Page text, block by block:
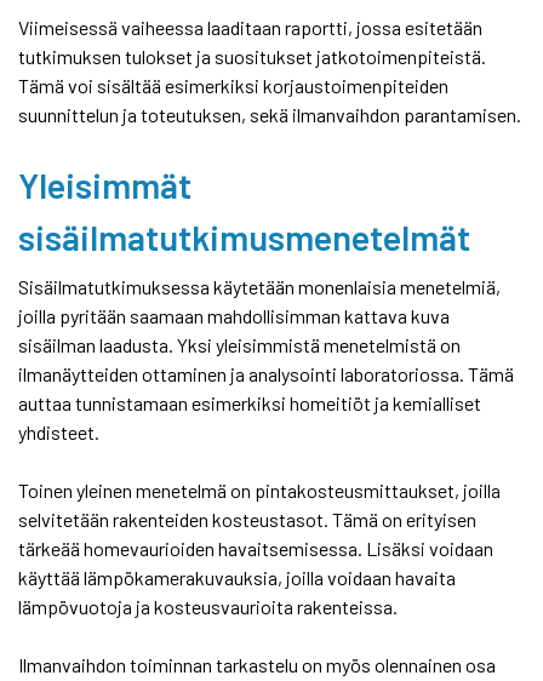
Viimeisessä vaiheessa laaditaan raportti, jossa esitetään
tutkimuksen tulokset ja suositukset jatkotoimenpiteistä.
Tämä voi sisältää esimerkiksi korjaustoimenpiteiden
suunnittelun ja toteutuksen, sekä ilmanvaihdon parantamisen.
Yleisimmät
sisäilmatutkimusmenetelmät
Sisäilmatutkimuksessa käytetään monenlaisia menetelmiä,
joilla pyritään saamaan mahdollisimman kattava kuva
sisäilman laadusta. Yksi yleisimmistä menetelmistä on
ilmanäytteiden ottaminen ja analysointi laboratoriossa. Tämä
auttaa tunnistamaan esimerkiksi homeitiöt ja kemialliset
yhdisteet.
Toinen yleinen menetelmä on pintakosteusmittaukset, joilla
selvitetään rakenteiden kosteustasot. Tämä on erityisen
tärkeää homevaurioiden havaitsemisessa. Lisäksi voidaan
käyttää lämpökamerakuvauksia, joilla voidaan havaita
lämpövuotoja ja kosteusvaurioita rakenteissa.
Ilmanvaihdon toiminnan tarkastelu on myös olennainen osa